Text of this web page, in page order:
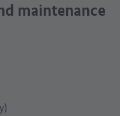
maintenance